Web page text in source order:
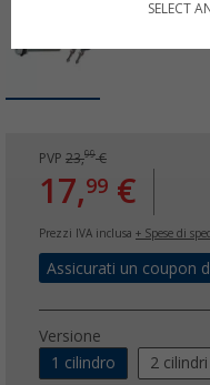
PVP 23,99€
17,99 €
Prezzi IVA inclusa + Spese di
Assicurati un coupon
Versione
1 cilindro
2 cilindri
SELECT